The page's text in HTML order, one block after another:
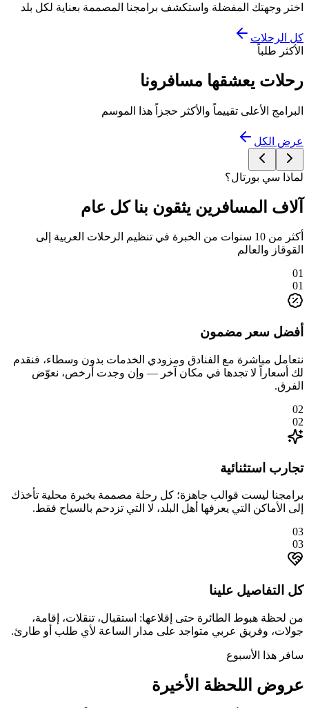
اختر وجهتك المفضلة واستكشف برامجنا المصممة بعناية لكل بلد
كل الرحلات
الأكثر طلباً
رحلات يعشقها مسافرونا
البرامج الأعلى تقييماً والأكثر حجزاً هذا الموسم
عرض الكل
لماذا سي بورتال؟
آلاف المسافرين يثقون بنا كل عام
أكثر من 10 سنوات من الخبرة في تنظيم الرحلات العربية إلى
القوقاز والعالم
01
01
أفضل سعر مضمون
نتعامل مباشرة مع الفنادق ومزودي الخدمات بدون وسطاء، فنقدم
لك أسعاراً لا تجدها في مكان آخر — وإن وجدت أرخص، نعوّض
الفرق.
02
02
تجارب استثنائية
برامجنا ليست قوالب جاهزة؛ كل رحلة مصممة بخبرة محلية تأخذك
إلى الأماكن التي يعرفها أهل البلد، لا التي تزدحم بالسياح فقط.
03
03
كل التفاصيل علينا
من لحظة هبوط الطائرة حتى إقلاعها: استقبال، تنقلات، إقامة،
جولات، وفريق عربي متواجد على مدار الساعة لأي طلب أو طارئ.
سافر هذا الأسبوع
عروض اللحظة الأخيرة